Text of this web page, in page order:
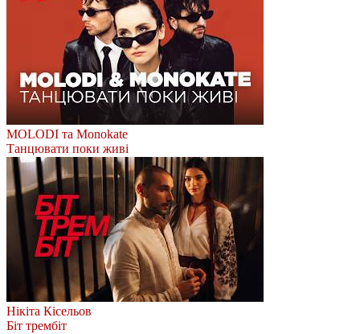
MOLODI та Monokate
Танцювати поки живі
Нікіта Кісельов
Біт трембіт